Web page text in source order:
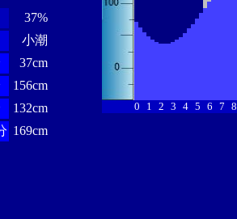
37%
小潮
37cm
156cm
132cm
169cm
0 1 2 3 4 5 6 7 8